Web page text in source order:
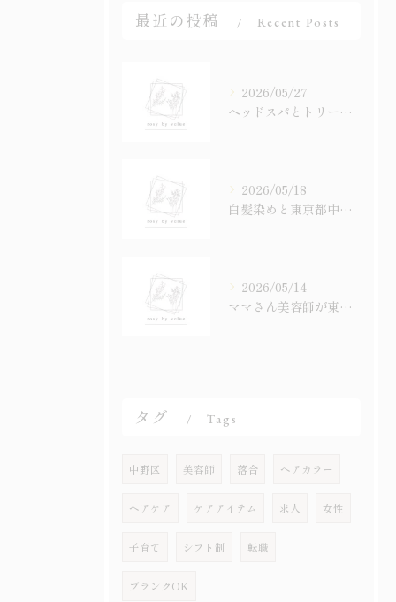
最近の投稿 Recent Posts
2026/05/27
ヘッドスパとトリートメントが人気の理由と東京都中野区で自分に合うサロンの選び方
2026/05/18
白髪染めと東京都中野区東中野でカラー専門店選びに迷わないための料金比較と髪質改善のコツ
2026/05/14
ママさん美容師が東京都中野区で実践する時間管理術と信頼サロンの選び方
タグ Tags
中野区 美容師 落合 ヘアカラー
ヘアケア ケアアイテム 求人 女性
子育て シフト制 転職
ブランクOK